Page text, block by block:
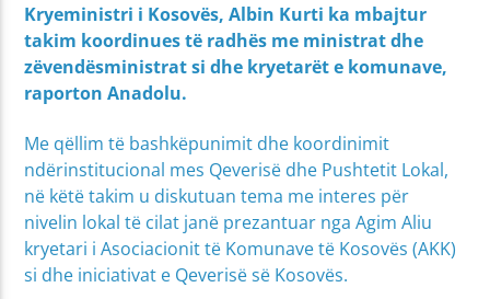
Kryeministri i Kosovës, Albin Kurti ka mbajtur
takim koordinues të radhës me ministrat dhe
zëvendësministrat si dhe kryetarët e komunave,
raporton Anadolu.
Me qëllim të bashkëpunimit dhe koordinimit
ndërinstitucional mes Qeverisë dhe Pushtetit Lokal,
në këtë takim u diskutuan tema me interes për
nivelin lokal të cilat janë prezantuar nga Agim Aliu
kryetari i Asociacionit të Komunave të Kosovës (AKK)
si dhe iniciativat e Qeverisë së Kosovës.